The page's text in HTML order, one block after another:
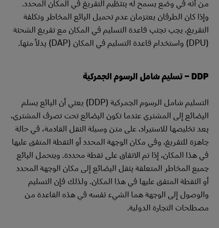
من أنه في وضع يسمح له بتنظيم التفريغ في المكان المحدد.
وإذا كان الطرفان يعتزمان عدم تحميل البائع المخاطر وتكلفة
التفريغ، يجب تجنب قاعدة التسليم في المكان مع تفريغ الشحنة
(DPU) واستخدام قاعدة التسليم في المكان (DAP) بدلاً منها.
DDP – تسليم شامل الرسوم الجمركية
التسليم شامل الرسوم الجمركية (DDP) يعني أن البائع يسلم
البضائع إلى المشتري عندما تكون البضائع تحت تصرف المشتري،
بعد تخليصها للاستيراد، على متن وسيلة النقل القادمة، في حالة
جاهزة للتفريغ، وفي مكان الوجهة المحدد أو النقطة المتفق عليها
في هذا المكان، إذا تم الاتفاق على نقطة محددة. ويتحمل البائع
جميع المخاطر المتعلقة بنقل البضائع إلى مكان الوجهة المحدد
أو النقطة المتفق عليها في هذا المكان. ولذلك فإن التسليم
والوصول إلى الوجهة هما الشيء نفسه في هذه القاعدة من
مصطلحات التجارة الدولية.